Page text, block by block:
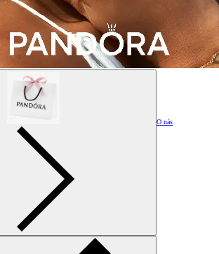
O nás